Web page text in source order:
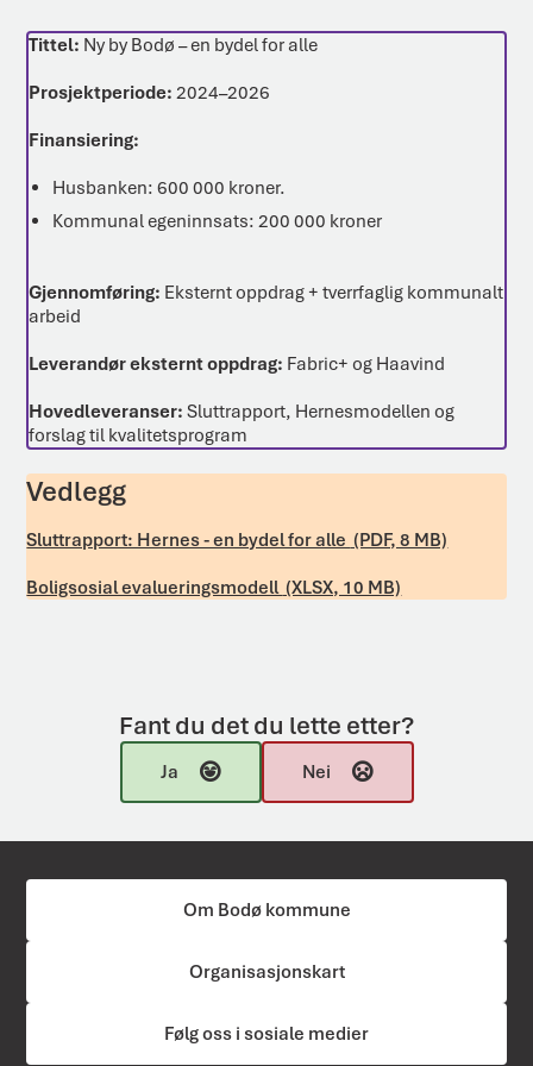
Tittel: Ny by Bodø – en bydel for alle
Prosjektperiode: 2024–2026
Finansiering:
Husbanken: 600 000 kroner.
Kommunal egeninnsats: 200 000 kroner
Gjennomføring: Eksternt oppdrag + tverrfaglig kommunalt
arbeid
Leverandør eksternt oppdrag: Fabric+ og Haavind
Hovedleveranser: Sluttrapport, Hernesmodellen og
forslag til kvalitetsprogram
Vedlegg
Sluttrapport: Hernes - en bydel for alle (PDF, 8 MB)
Boligsosial evalueringsmodell (XLSX, 10 MB)
Fant du det du lette etter?
Ja Nei
Om Bodø kommune
Organisasjonskart
Følg oss i sosiale medier